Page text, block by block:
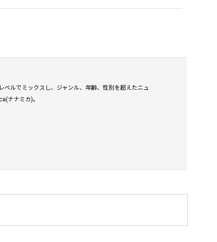
ベルでミックスし、ジャンル、年齢、性別を超えたニュ
ナナミカ)。